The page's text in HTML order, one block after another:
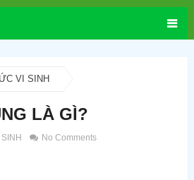
VI SINH
LÀ GÌ?
No Comments